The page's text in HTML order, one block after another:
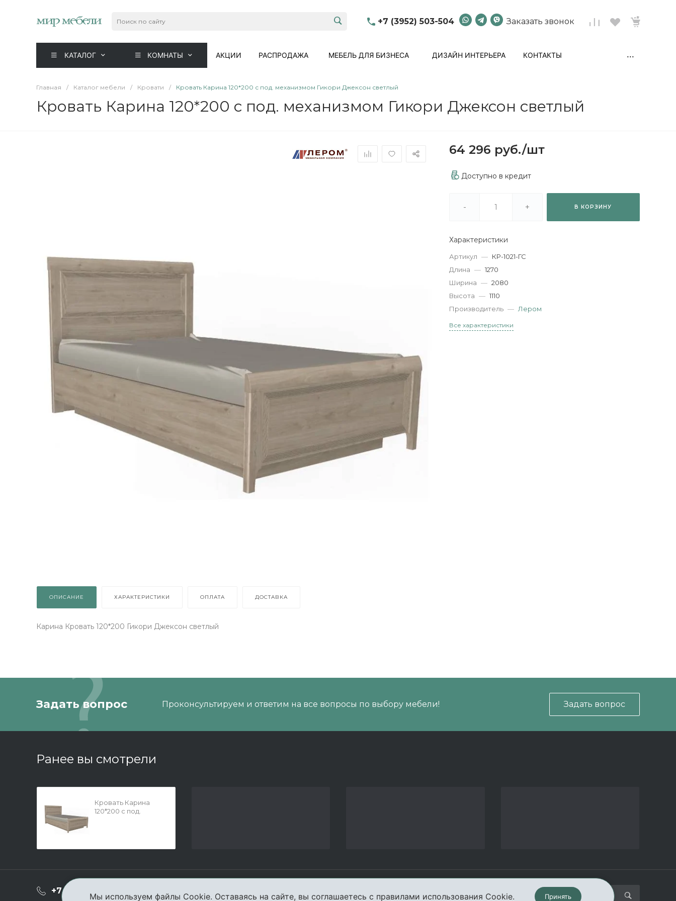
+7 (3952) 503-504 Заказать звонок
КАТАЛОГ КОМНАТЫ АКЦИИ РАСПРОДАЖА МЕБЕЛЬ ДЛЯ БИЗНЕСА ДИЗАЙН ИНТЕРЬЕРА КОНТАКТЫ ...
Главная / Каталог мебели / Кровати / Кровать Карина 120*200 с под. механизмом Гикори Джексон светлый
Кровать Карина 120*200 с под. механизмом Гикори Джексон светлый
64 296 руб./шт
Доступно в кредит
- + В КОРЗИНУ
Характеристики
Артикул — КР-1021-ГС
Длина — 1270
Ширина — 2080
Высота — 1110
Производитель — Лером
Все характеристики
ОПИСАНИЕ ХАРАКТЕРИСТИКИ ОПЛАТА ДОСТАВКА
Карина Кровать 120*200 Гикори Джексон светлый
Задать вопрос Проконсультируем и ответим на все вопросы по выбору мебели! Задать вопрос
Ранее вы смотрели
Кровать Карина
120*200 с под.
+7 (3952) 503-504
Мы используем файлы Cookie. Оставаясь на сайте, вы соглашаетесь с правилами использования Cookie. Принять